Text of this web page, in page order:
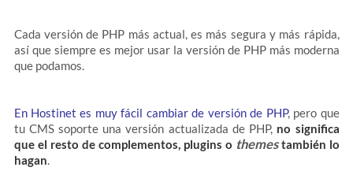
Cada versión de PHP más actual, es más segura y más rápida,
así que siempre es mejor usar la versión de PHP más moderna
que podamos.
En Hostinet es muy fácil cambiar de versión de PHP, pero que
tu CMS soporte una versión actualizada de PHP, no significa
que el resto de complementos, plugins o themestambién lo
hagan